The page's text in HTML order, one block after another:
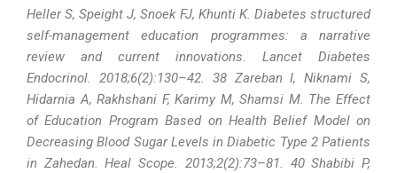
Heller S, Speight J, Snoek FJ, Khunti K. Diabetes structured
self-management education programmes: a narrative
review and current innovations. Lancet Diabetes
Endocrinol. 2018;6(2):130–42. 38 Zareban I, Niknami S,
Hidarnia A, Rakhshani F, Karimy M, Shamsi M. The Effect
of Education Program Based on Health Belief Model on
Decreasing Blood Sugar Levels in Diabetic Type 2 Patients
in Zahedan. Heal Scope. 2013;2(2):73–81. 40 Shabibi P,